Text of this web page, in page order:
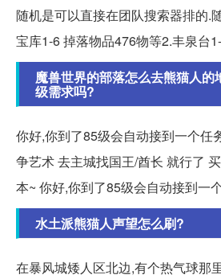
随机是可以直接在团队搜索器排的.
宝库1-6 掉落物品476物等2.丰泉台1-
魔兽世界的部落怎么去熊猫人
级需求吗?
你好,你到了85级会自动接到一个任
争艺术 去主城找国王/酋长 就行了
本~ 你好,你到了85级会自动接到一
水土派熊猫人声望怎么刷?
在暴风城矮人区北边,有个热气球那